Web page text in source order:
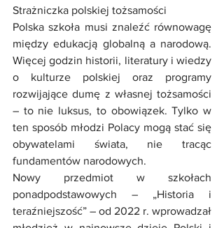
Strażniczka polskiej tożsamości
Polska szkoła musi znaleźć równowagę
między edukacją globalną a narodową.
Więcej godzin historii, literatury i wiedzy
o kulturze polskiej oraz programy
rozwijające dumę z własnej tożsamości
– to nie luksus, to obowiązek. Tylko w
ten sposób młodzi Polacy mogą stać się
obywatelami świata, nie tracąc
fundamentów narodowych.
Nowy przedmiot w szkołach
ponadpodstawowych – „Historia i
teraźniejszość” – od 2022 r. wprowadzał